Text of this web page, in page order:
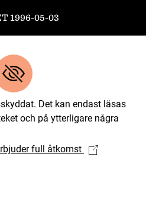
1996-05-03
Det kan endast läsas
och på ytterligare några
full åtkomst